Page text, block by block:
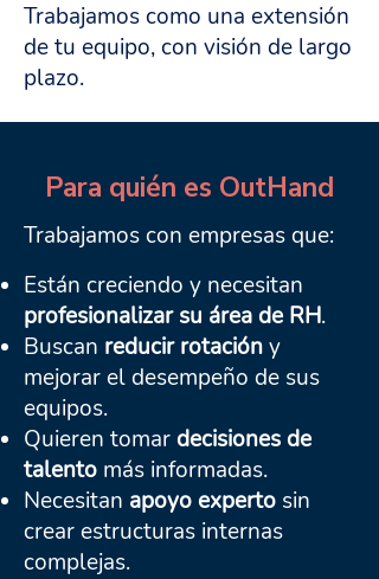
Trabajamos como una extensión
de tu equipo, con visión de largo
plazo.
Para quién es OutHand
Trabajamos con empresas que:
Están creciendo y necesitan
profesionalizar su área de RH.
Buscan reducir rotacióny
mejorar el desempeño de sus
equipos.
Quieren tomardecisiones de
talento más informadas.
Necesitan apoyo experto sin
crear estructuras internas
complejas.